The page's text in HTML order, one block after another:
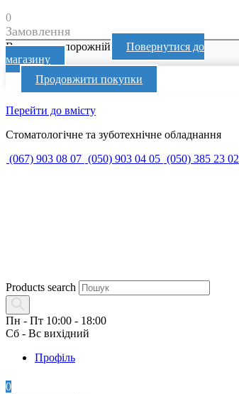
0
Замовлення
Ваш кошик порожній
Повернутися до
магазину
Продовжити покупки
Перейти до вмісту
Стоматологічне та зуботехнічне обладнання
(067) 903 08 07 (050) 903 04 05 (050) 385 23 02
Products search
Пн - Пт 10:00 - 18:00
Сб - Вс вихідний
Профіль
0